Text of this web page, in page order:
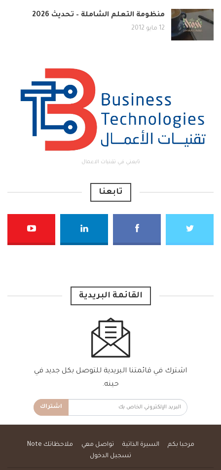
منظومة التعلم الشاملة – تحديث 2026
12 مايو 2012
تابعني في تقنيات الاعمال
تابعنا
القائمة البريدية
اشترك في قائمتنا البريدية للتوصل بكل جديد في
حينه.
اشتراك
مرحبا بكم السيرة الذاتية تواصل معي
ملاحظاتك Note
تسجيل الدخول